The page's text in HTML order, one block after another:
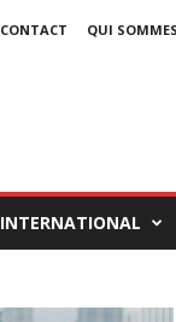
CONTACT
QUI
INTERNATIONAL